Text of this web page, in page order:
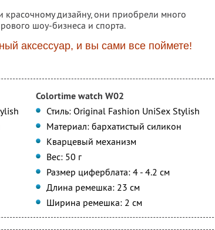
красочному дизайну, они приобрели много
шоу-бизнеса и спорта.
аксессуар, и вы сами все поймете!
Colortime watch W02
Стиль: Original Fashion UniSex Stylish
Материал: бархатистый силикон
Кварцевый механизм
Вес: 50 г
Размер циферблата: 4 - 4.2 см
Длина ремешка: 23 см
Ширина ремешка: 2 см